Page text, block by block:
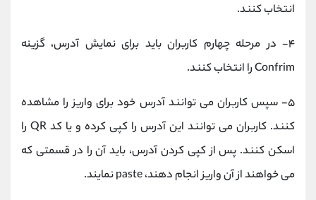
انتخاب کنند.
۴- در مرحله چهارم کاربران باید برای نمایش آدرس، گزینه
Confrim را انتخاب کنند.
۵- سپس کاربران می توانند آدرس خود برای واریز را مشاهده
کنند. کاربران می توانند این آدرس را کپی کرده و یا کد QR را
اسکن کنند. پس از کپی کردن آدرس، باید آن را در قسمتی که
می خواهند از آن واریز انجام دهند، paste نمایند.